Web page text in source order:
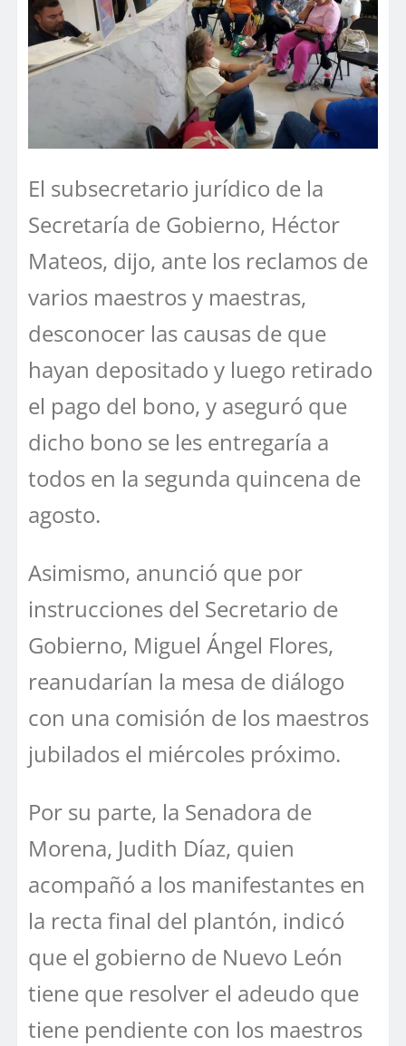
El subsecretario jurídico de la
Secretaría de Gobierno, Héctor
Mateos, dijo, ante los reclamos de
varios maestros y maestras,
desconocer las causas de que
hayan depositado y luego retirado
el pago del bono, y aseguró que
dicho bono se les entregaría a
todos en la segunda quincena de
agosto.
Asimismo, anunció que por
instrucciones del Secretario de
Gobierno, Miguel Ángel Flores,
reanudarían la mesa de diálogo
con una comisión de los maestros
jubilados el miércoles próximo.
Por su parte, la Senadora de
Morena, Judith Díaz, quien
acompañó a los manifestantes en
la recta final del plantón, indicó
que el gobierno de Nuevo León
tiene que resolver el adeudo que
tiene pendiente con los maestros